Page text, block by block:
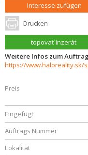
Interesse zufügen
Drucken
topovať inzerát
Weitere Infos zum Auftrag
Preis
Eingefügt
Auftrags Nummer
Lokalität